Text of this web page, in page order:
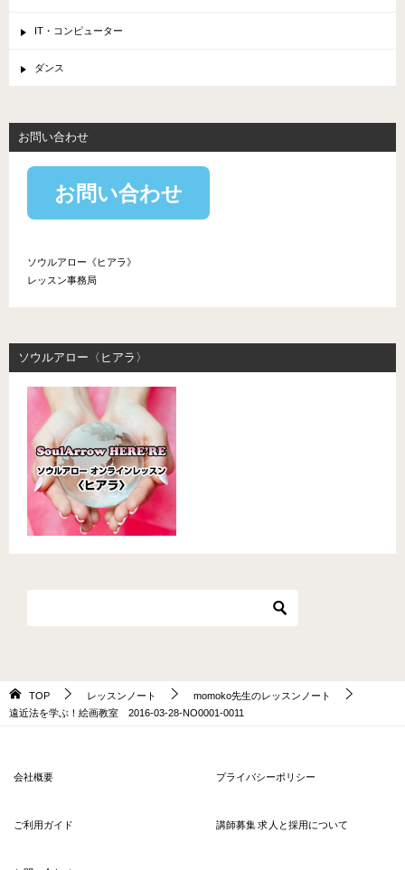
IT・コンピューター
ダンス
お問い合わせ
お問い合わせ
ソウルアロー《ヒアラ》
レッスン事務局
ソウルアロー〈ヒアラ〉
TOP レッスンノート
momoko先生のレッスンノート
遠近法を学ぶ！絵画教室 2016-03-28-NO0001-0011
会社概要 プライバシーポリシー
ご利用ガイド 講師募集 求人と採用について